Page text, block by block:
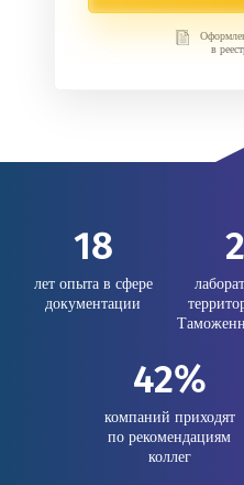
в
18
лет опыта в сфере
документации
42%
компаний приходят
по рекомендациям
коллег